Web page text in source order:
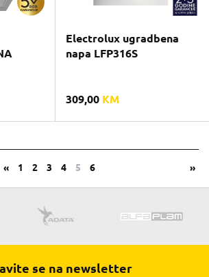
Electrolux ugradbena
napa LFP316S
309,00 KM
« 1 2 3 4 5 6 »
se na newsletter